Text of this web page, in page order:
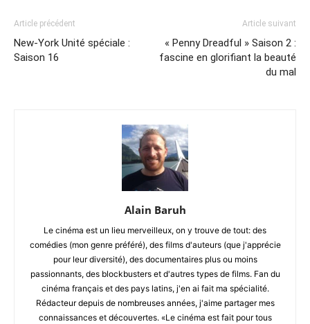
Article précédent
New-York Unité spéciale :
Saison 16
Article suivant
« Penny Dreadful » Saison 2 :
fascine en glorifiant la beauté
du mal
Alain Baruh
Le cinéma est un lieu merveilleux, on y trouve de tout: des
comédies (mon genre préféré), des films d'auteurs (que j'apprécie
pour leur diversité), des documentaires plus ou moins
passionnants, des blockbusters et d'autres types de films. Fan du
cinéma français et des pays latins, j'en ai fait ma spécialité.
Rédacteur depuis de nombreuses années, j'aime partager mes
connaissances et découvertes. «Le cinéma est fait pour tous